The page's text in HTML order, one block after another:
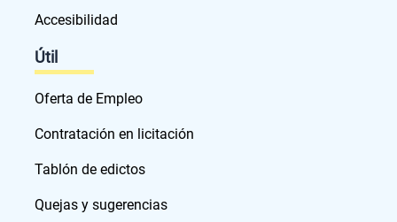
Accesibilidad
Útil
Oferta de Empleo
Contratación en licitación
Tablón de edictos
Quejas y sugerencias